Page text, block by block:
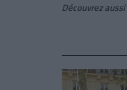
Découvrez aussi